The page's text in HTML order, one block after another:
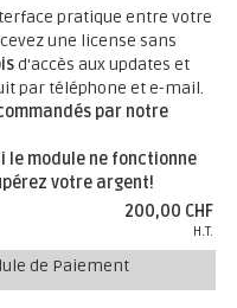
pratique entre votre
une license sans
d'accès aux updates et
par téléphone et e-mail.
par notre
le module ne fonctionne
votre argent!
200,00 CHF
H.T.
de Paiement